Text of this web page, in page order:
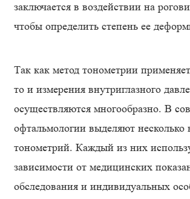
заключается в воздействии на
чтобы определить степень ее
Так как метод тонометрии
то и измерения внутриглазного
осуществляются многообразно. В
офтальмологии выделяют несколько
тонометрий. Каждый из них
зависимости от медицинских
обследования и индивидуальных